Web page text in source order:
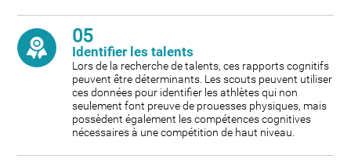
05
Identifier les talents
Lors de la recherche de talents, ces rapports cognitifs
peuvent être déterminants. Les scouts peuvent utiliser
ces données pour identifier les athlètes qui non
seulement font preuve de prouesses physiques, mais
possèdent également les compétences cognitives
nécessaires à une compétition de haut niveau.